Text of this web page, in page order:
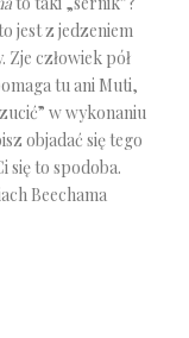
jest z jedzeniem
Zje człowiek pół
tu ani Muti,
w wykonaniu
objadać się tego
się to spodoba.
Beechama